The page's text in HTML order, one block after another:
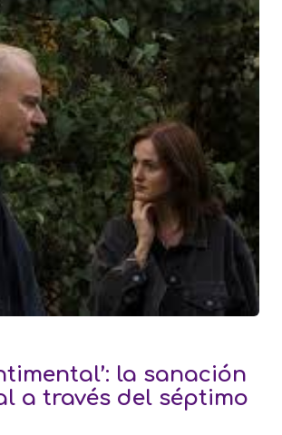
la sanación
a través del séptimo